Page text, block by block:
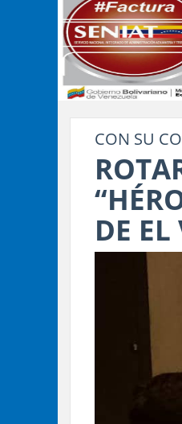
CON SU
DE